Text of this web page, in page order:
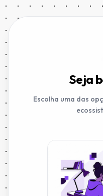
Seja
Escolha uma das